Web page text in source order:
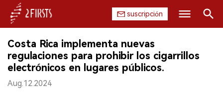
suscripción
INICIO
EMPRESA
Costa Rica implementa nuevas
regulaciones para prohibir los cigarrillos
electrónicos en lugares públicos.
Aug.12.2024